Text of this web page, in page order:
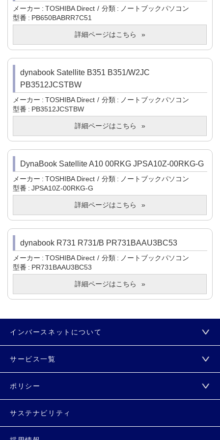
メーカー TOSHIBA Direct 分類
ノートブックパソコン
型番
PB650BABRR7C51
詳細ページはこちら
dynabook Satellite B351 B351/W2JC
PB3512JCSTBW
メーカー TOSHIBA Direct 分類
ノートブックパソコン
型番
PB3512JCSTBW
詳細ページはこちら
DynaBook Satellite A10 00RKG JPSA10Z-00RKG-G
メーカー TOSHIBA Direct 分類
ノートブックパソコン
型番
JPSA10Z-00RKG-G
詳細ページはこちら
dynabook R731 R731/B PR731BAAU3BC53
メーカー TOSHIBA Direct 分類
ノートブックパソコン
型番
PR731BAAU3BC53
詳細ページはこちら
インバースネットについて
サービス一覧
ポリシー
サステナビリティ